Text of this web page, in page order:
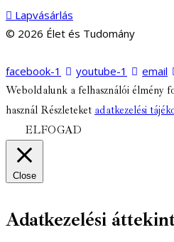
Lapvásárlás
© 2026 Élet és Tudomány
facebook-1 youtube-1 email
Weboldalunk a felhasználói élmény
használ Részleteket adatkezelési
ELFOGAD
Close
Adatkezelési